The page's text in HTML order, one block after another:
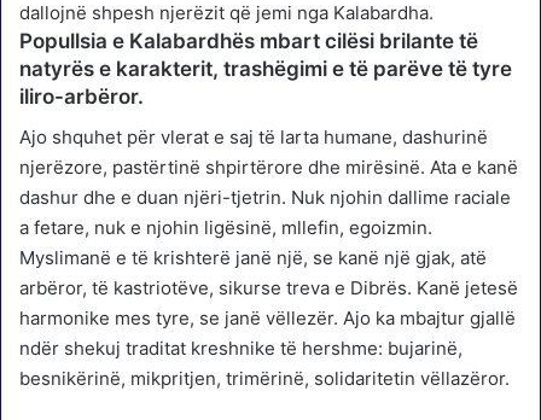
dallojnë shpesh njerëzit që jemi nga Kalabardha.
Popullsia e Kalabardhës mbart cilësi brilante të
natyrës e karakterit, trashëgimi e të parëve të tyre
iliro-arbëror.
Ajo shquhet për vlerat e saj të larta humane, dashurinë
njerëzore, pastërtinë shpirtërore dhe mirësinë. Ata e kanë
dashur dhe e duan njëri-tjetrin. Nuk njohin dallime raciale
a fetare, nuk e njohin ligësinë, mllefin, egoizmin.
Myslimanë e të krishterë janë një, se kanë një gjak, atë
arbëror, të kastriotëve, sikurse treva e Dibrës. Kanë jetesë
harmonike mes tyre, se janë vëllezër. Ajo ka mbajtur gjallë
ndër shekuj traditat kreshnike të hershme: bujarinë,
besnikërinë, mikpritjen, trimërinë, solidaritetin vëllazëror.